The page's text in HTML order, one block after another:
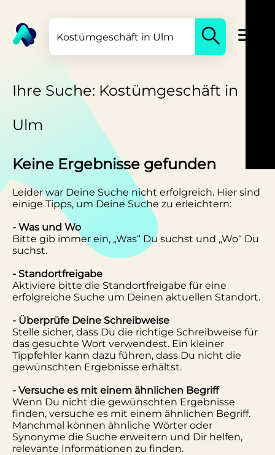
Ihre Suche: Kostümgeschäft in
Ulm
Keine Ergebnisse gefunden
Leider war Deine Suche nicht erfolgreich. Hier sind
einige Tipps, um Deine Suche zu erleichtern:
- Was und Wo
Bitte gib immer ein, „Was“ Du suchst und „Wo“ Du
suchst.
- Standortfreigabe
Aktiviere bitte die Standortfreigabe für eine
erfolgreiche Suche um Deinen aktuellen Standort.
- Überprüfe Deine Schreibweise
Stelle sicher, dass Du die richtige Schreibweise für
das gesuchte Wort verwendest. Ein kleiner
Tippfehler kann dazu führen, dass Du nicht die
gewünschten Ergebnisse erhältst.
- Versuche es mit einem ähnlichen Begriff
Wenn Du nicht die gewünschten Ergebnisse
finden, versuche es mit einem ähnlichen Begriff.
Manchmal können ähnliche Wörter oder
Synonyme die Suche erweitern und Dir helfen,
relevante Informationen zu finden.